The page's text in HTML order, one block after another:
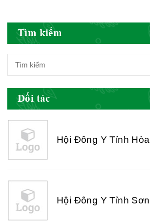
Tìm kiếm
Đối tác
Hội Đông Y Tỉnh
Hội Đông Y Tỉnh
Hội Đông Y Tỉnh